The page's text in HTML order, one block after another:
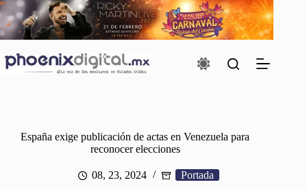
Saltar
al
contenido
España exige publicación de actas en Venezuela para
reconocer elecciones
08, 23, 2024 Portada